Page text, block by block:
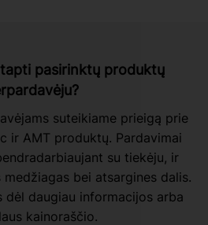
pasirinktų produktų
suteikiame prieigą prie
ir AMT produktų. Pardavimai
su tiekėju, ir
bei atsargines dalis.
dėl daugiau informacijos arba
kainoraščio.